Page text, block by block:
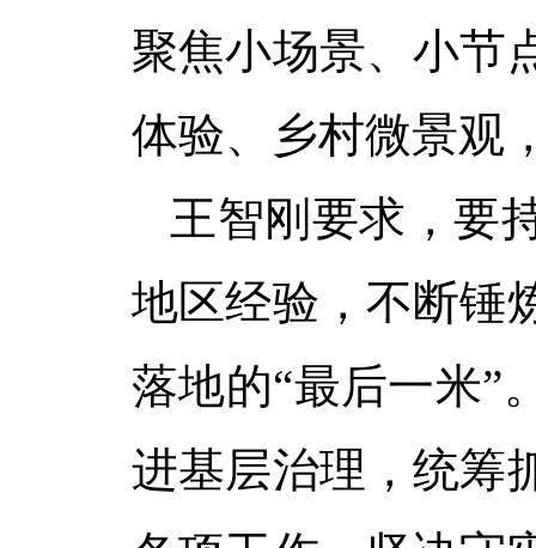
聚焦小场景、小节
体验、乡村微景观
王智刚要求，要
地区经验，不断锤
落地的“最后一米”
进基层治理，统筹